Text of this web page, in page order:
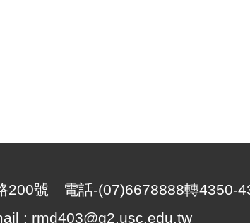
200號 電話-(07)6678888轉4350-
: rmd403@g2.usc.edu.tw